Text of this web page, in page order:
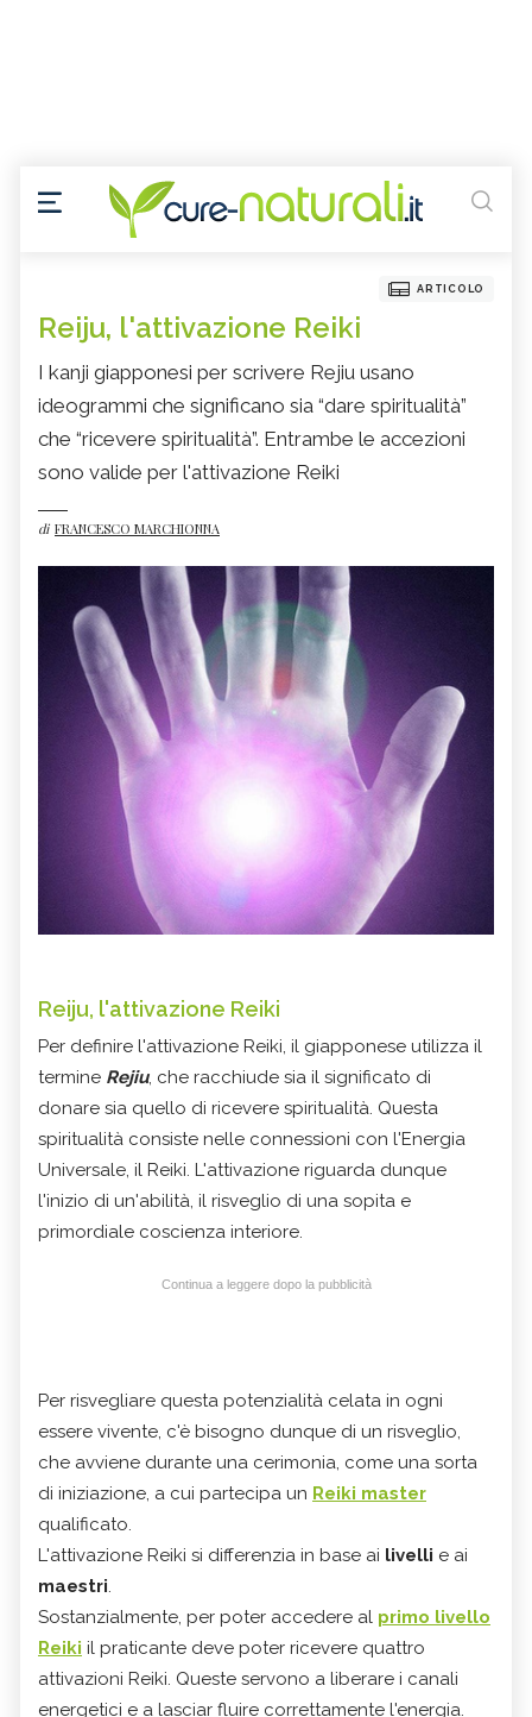
ARTICOLO
Reiju, l'attivazione Reiki
I kanji giapponesi per scrivere Rejiu usano
ideogrammi che significano sia “dare spiritualità”
che “ricevere spiritualità”. Entrambe le accezioni
sono valide per l'attivazione Reiki
di FRANCESCO MARCHIONNA
Reiju, l'attivazione Reiki
Per definire l'attivazione Reiki, il giapponese utilizza il
termine Rejiu, che racchiude sia il significato di
donare sia quello di ricevere spiritualità. Questa
spiritualità consiste nelle connessioni con l'Energia
Universale, il Reiki. L'attivazione riguarda dunque
l'inizio di un'abilità, il risveglio di una sopita e
primordiale coscienza interiore.
Continua a leggere dopo la pubblicità
Per risvegliare questa potenzialità celata in ogni
essere vivente, c'è bisogno dunque di un risveglio,
che avviene durante una cerimonia, come una sorta
di iniziazione, a cui partecipa un Reiki master
qualificato.
L'attivazione Reiki si differenzia in base ai livelli e ai
maestri.
Sostanzialmente, per poter accedere al primo livello
Reiki il praticante deve poter ricevere quattro
attivazioni Reiki. Queste servono a liberare i canali
energetici e a lasciar fluire correttamente l'energia.